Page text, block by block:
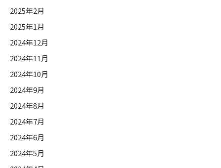
2025年2月
2025年1月
2024年12月
2024年11月
2024年10月
2024年9月
2024年8月
2024年7月
2024年6月
2024年5月